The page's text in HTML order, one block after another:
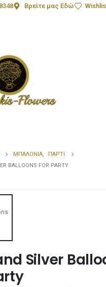
Βρείτε μας Εδώ
ΜΠΑΛΌΝΙΑ,
ΠΆΡΤΙ
BALLOONS FOR PARTY
Silver